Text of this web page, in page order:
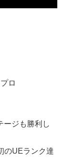
ロ
ージも勝利し
のUEランク達